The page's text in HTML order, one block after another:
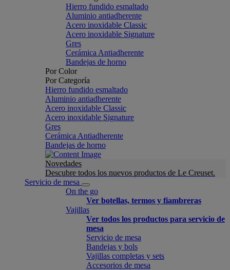
Hierro fundido esmaltado
Aluminio antiadherente
Acero inoxidable Classic
Acero inoxidable Signature
Gres
Cerámica Antiadherente
Bandejas de horno
Por Color
Por Categoría
Hierro fundido esmaltado
Aluminio antiadherente
Acero inoxidable Classic
Acero inoxidable Signature
Gres
Cerámica Antiadherente
Bandejas de horno
Novedades
Descubre todos los nuevos productos de Le Creuset.
Servicio de mesa
On the go
Ver botellas, termos y fiambreras
Vajillas
Ver todos los productos para servicio de
mesa
Servicio de mesa
Bandejas y bols
Vajillas completas y sets
Accesorios de mesa